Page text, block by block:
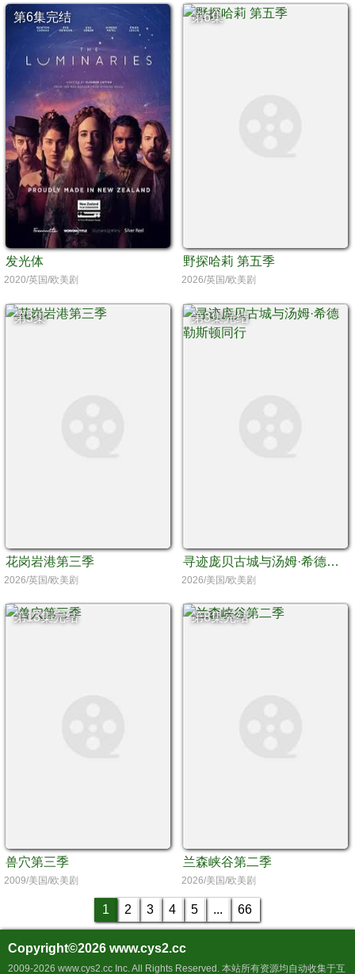
第6集完结
发光体
2020/英国/欧美剧
第6集
野探哈莉 第五季
2026/英国/欧美剧
第3集
花岗岩港第三季
2026/英国/欧美剧
第3集完结
寻迹庞贝古城与汤姆·希德勒斯顿同行
2026/美国/欧美剧
第13集完结
兽穴第三季
2009/美国/欧美剧
第8集完结
兰森峡谷第二季
2026/美国/欧美剧
1 2 3 4 5 ... 66
Copyright©2026 www.cys2.cc
2009-2026 www.cys2.cc Inc. All Rights Reserved. 本站所有资源均自动收集于互